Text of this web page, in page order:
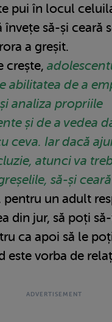
pui în locul
învețe să-și ceară
a greșit.
crește,
abilitatea de a
analiza propriile
și de a vedea
ceva. Iar dacă
atunci va
să-și
pentru un adult
din jur, să poți
ca apoi să le
este vorba de